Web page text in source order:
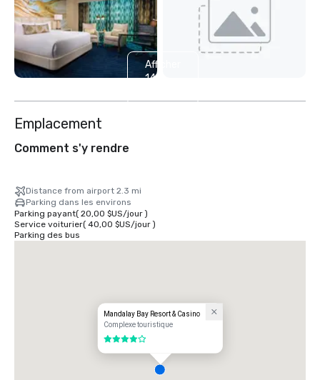
Afficher
14
Emplacement
Comment s'y rendre
Distance from airport 2.3 mi
Parking dans les environs
Parking payant( 20,00 $US/jour)
Service voiturier( 40,00 $US/jour)
Parking des bus
Mandalay Bay Resort & Casino
Complexe touristique
4 sur 5